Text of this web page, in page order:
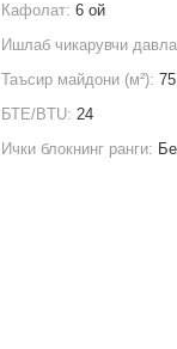
Кафолат:6 ой
Ишлаб чикарувчи
Таъсир майдони (м²):75
БТЕ/BTU:24
Ички блокнинг ранги: